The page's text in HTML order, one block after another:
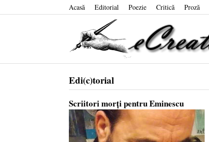
Acasă Editorial Poezie Critică Proză
Edi(c)torial
Scriitori morți pentru Eminescu